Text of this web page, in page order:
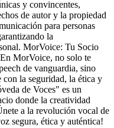
y convincentes,
de autor y la propiedad
para personas
la
MorVoice: Tu Socio
MorVoice, no solo te
de vanguardia, sino
la seguridad, la ética y
de Voces" es un
donde la creatividad
a la revolución vocal de
segura, ética y auténtica!